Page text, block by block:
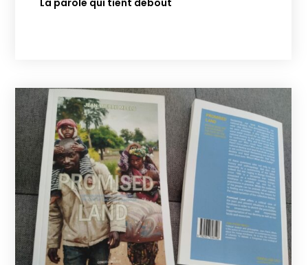
La parole qui tient debout